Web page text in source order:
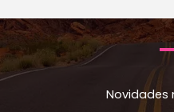
Novidades